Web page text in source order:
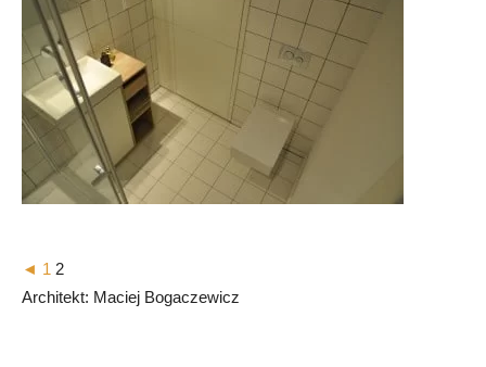
◄ 1 2
Architekt: Maciej Bogaczewicz